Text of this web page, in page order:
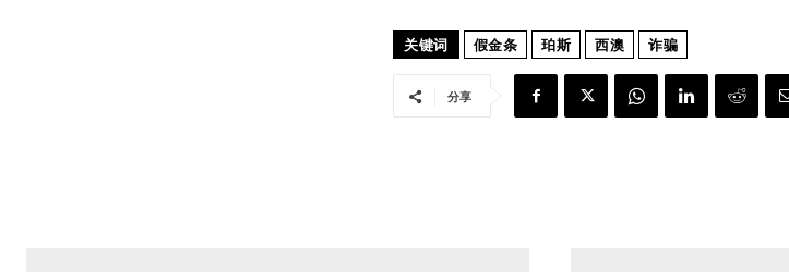
关键词 假金条 珀斯 西澳 诈骗
分享